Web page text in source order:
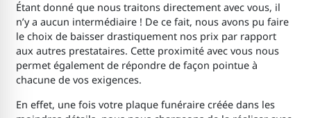
Étant donné que nous traitons directement avec vous, il
n’y a aucun intermédiaire ! De ce fait, nous avons pu faire
le choix de baisser drastiquement nos prix par rapport
aux autres prestataires. Cette proximité avec vous nous
permet également de répondre de façon pointue à
chacune de vos exigences.
En effet, une fois votre plaque funéraire créée dans les